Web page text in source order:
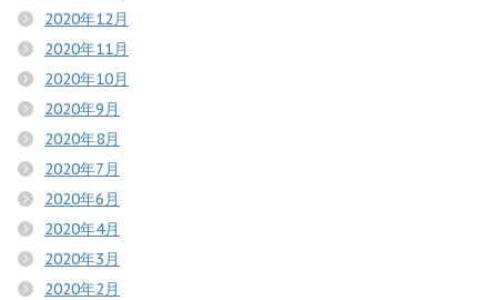
2020年12月
2020年11月
2020年10月
2020年9月
2020年8月
2020年7月
2020年6月
2020年4月
2020年3月
2020年2月